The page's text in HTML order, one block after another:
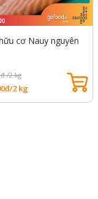
cơ Nauy nguyên
/2 kg
2 kg